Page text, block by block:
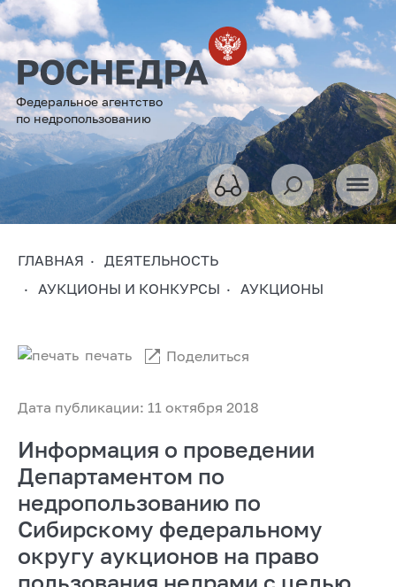
Федеральное агентство
по недропользованию
ГЛАВНАЯ
ДЕЯТЕЛЬНОСТЬ
АУКЦИОНЫ И КОНКУРСЫ
АУКЦИОНЫ
Дата публикации: 11 октября 2018
печать Поделиться
Информация о проведении
Департаментом по
недропользованию по
Сибирскому федеральному
округу аукционов на право